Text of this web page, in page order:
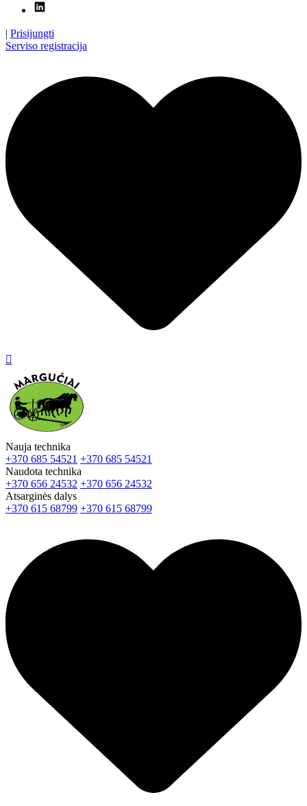
| Prisijungti
Serviso registracija

Nauja technika
+370 685 54521 +370 685 54521
Naudota technika
+370 656 24532 +370 656 24532
Atsarginės dalys
+370 615 68799 +370 615 68799